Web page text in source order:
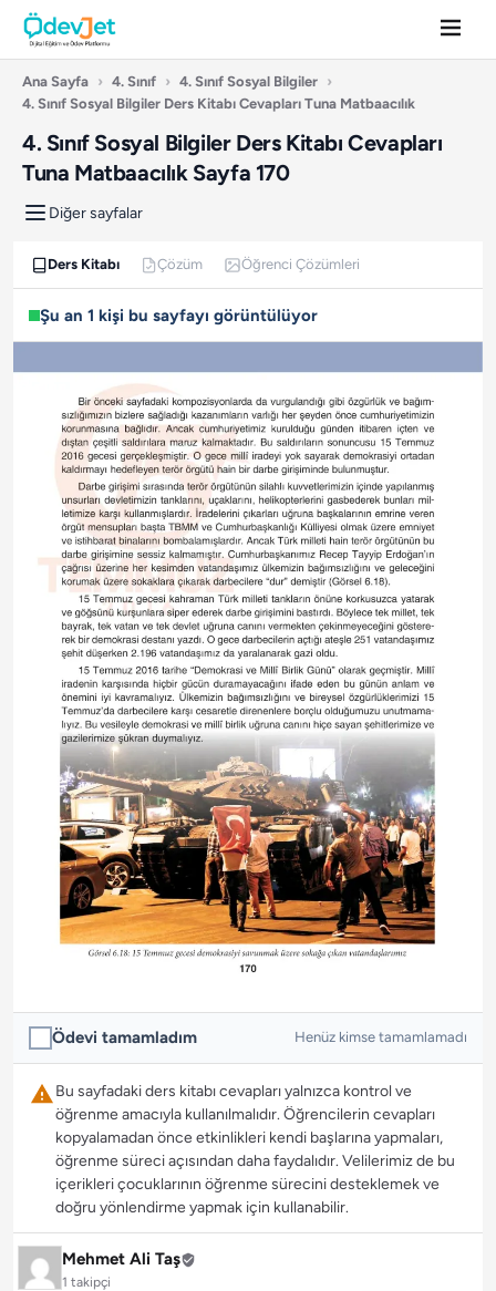
Ana Sayfa › 4. Sınıf › 4. Sınıf Sosyal Bilgiler ›
4. Sınıf Sosyal Bilgiler Ders Kitabı Cevapları Tuna Matbaacılık
4. Sınıf Sosyal Bilgiler Ders Kitabı Cevapları
Tuna Matbaacılık Sayfa 170
Diğer sayfalar
Ders Kitabı Çözüm Öğrenci Çözümleri
Şu an 1 kişi bu sayfayı görüntülüyor
Ödevi tamamladım Henüz kimse tamamlamadı
Bu sayfadaki ders kitabı cevapları yalnızca kontrol ve
öğrenme amacıyla kullanılmalıdır. Öğrencilerin cevapları
kopyalamadan önce etkinlikleri kendi başlarına yapmaları,
öğrenme süreci açısından daha faydalıdır. Velilerimiz de bu
içerikleri çocuklarının öğrenme sürecini desteklemek ve
doğru yönlendirme yapmak için kullanabilir.
Mehmet Ali Taş
1 takipçi